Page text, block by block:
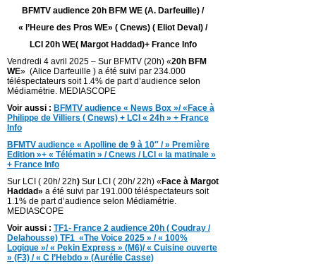
BFMTV audience 20h BFM WE (A. Darfeuille) /
« l’Heure des Pros WE» ( Cnews) ( Eliot Deval) /
LCI 20h WE( Margot Haddad)+ France Info
Vendredi 4 avril 2025 – Sur BFMTV (20h) «20h BFM
WE» (Alice Darfeuille ) a été suivi par 234.000
téléspectateurs soit 1.4% de part d’audience selon
Médiamétrie. MEDIASCOPE
Voir aussi : BFMTV audience « News Box »/ «Face à
Philippe de Villiers ( Cnews) + LCI « 24h » + France
Info
BFMTV audience « Apolline de 9 à 10″ / » Première
Edition »+ « Télématin » / Cnews / LCI « la matinale »
+ France Info
Sur LCI ( 20h/ 22h) Sur LCI ( 20h/ 22h) « Face à Margot
Haddad» a été suivi par 191.000 téléspectateurs soit
1.1% de part d’audience selon Médiamétrie.
MEDIASCOPE
Voir aussi : TF1- France 2 audience 20h ( Coudray /
Delahousse) TF1 «The Voice 2025 » / « 100%
Logique »/ « Pekin Express » (M6)/ « Cuisine ouverte
» (F3) / « C l’Hebdo » (Aurélie Casse)